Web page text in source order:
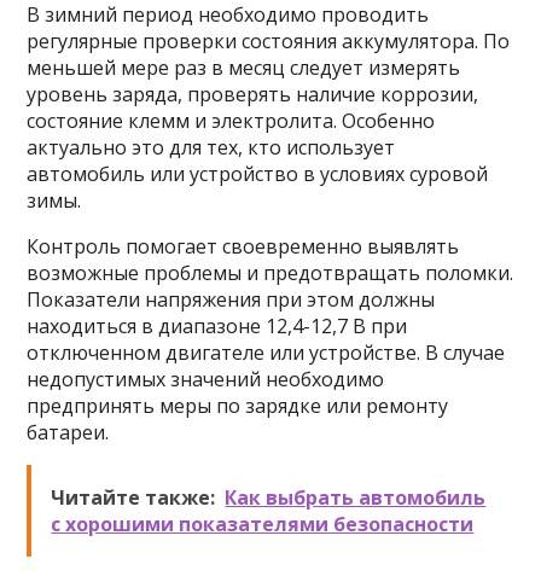
В зимний период необходимо проводить
регулярные проверки состояния аккумулятора. По
меньшей мере раз в месяц следует измерять
уровень заряда, проверять наличие коррозии,
состояние клемм и электролита. Особенно
актуально это для тех, кто использует
автомобиль или устройство в условиях суровой
зимы.
Контроль помогает своевременно выявлять
возможные проблемы и предотвращать поломки.
Показатели напряжения при этом должны
находиться в диапазоне 12,4-12,7 В при
отключенном двигателе или устройстве. В случае
недопустимых значений необходимо
предпринять меры по зарядке или ремонту
батареи.
Читайте также: Как выбрать автомобиль
с хорошими показателями безопасности